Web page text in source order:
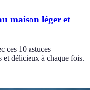
maison léger et
ces 10 astuces
et délicieux à chaque fois.